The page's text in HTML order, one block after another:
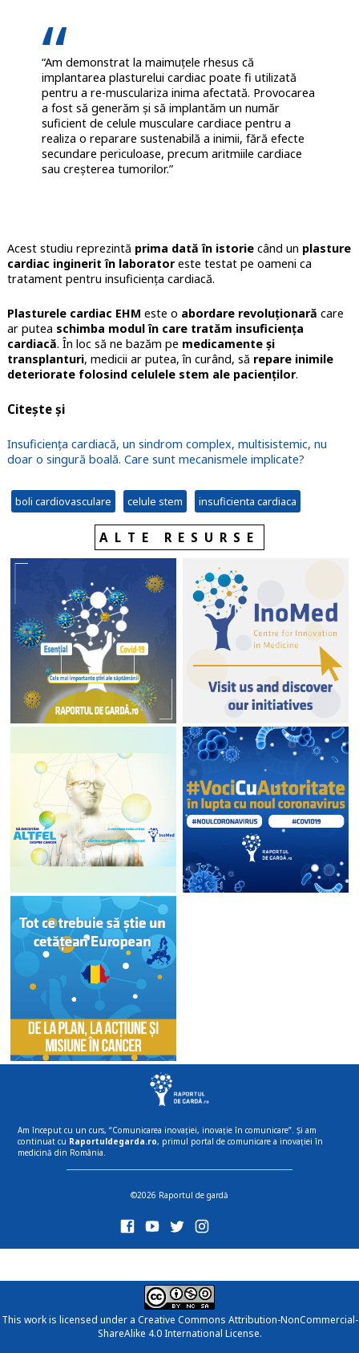
“Am demonstrat la maimuțele rhesus că
implantarea plasturelui cardiac poate fi utilizată
pentru a re-musculariza inima afectată. Provocarea
a fost să generăm și să implantăm un număr
suficient de celule musculare cardiace pentru a
realiza o reparare sustenabilă a inimii, fără efecte
secundare periculoase, precum aritmiile cardiace
sau creșterea tumorilor.”
Acest studiu reprezintă prima dată în istoriecând un plasture
cardiac inginerit în laboratoreste testat pe oameni ca
tratament pentru insuficiența cardiacă.
Plasturele cardiac EHM este o abordare revoluționară care
ar putea schimba modul în care tratăm insuficiența
cardiacă. În loc să ne bazăm pe medicamente și
transplanturi, medicii ar putea, în curând, să repare inimile
deteriorate folosind celulele stem ale pacienților.
Citește și
Insuficiența cardiacă, un sindrom complex, multisistemic, nu
doar o singură boală. Care sunt mecanismele implicate?
boli cardiovasculare celule stem insuficienta cardiaca
ALTE RESURSE
Am început cu un curs, “Comunicarea inovației, inovație în comunicare”. Și am
continuat cu Raportuldegarda.ro, primul portal de comunicare a inovației în
medicină din România.
©2026 Raportul de gardă
This work is licensed under a Creative Commons Attribution-NonCommercial-
ShareAlike 4.0 International License.